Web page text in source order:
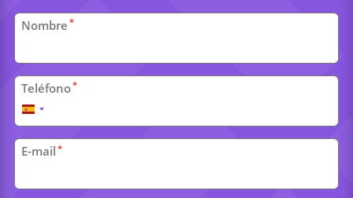
Datos
personales
Nombre *
Teléfono*
España
+34
E-mail *